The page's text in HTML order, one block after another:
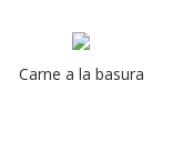
Carne a la basura